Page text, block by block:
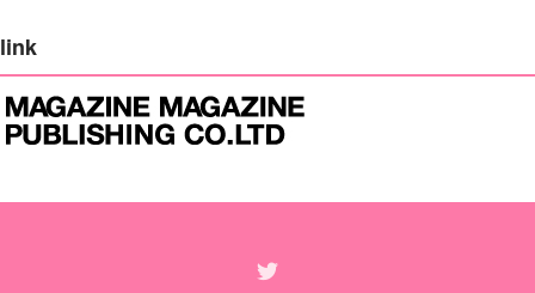
link